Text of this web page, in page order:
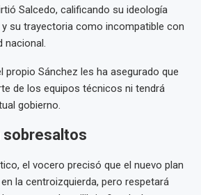
Salcedo, calificando su ideología
su trayectoria como incompatible con
nacional.
propio Sánchez les ha asegurado que
de los equipos técnicos ni tendrá
gobierno.
sobresaltos
el vocero precisó que el nuevo plan
la centroizquierda, pero respetará